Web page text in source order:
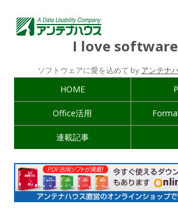
I love
ソフトウェアに愛を込めて by アンテナ
HOME
Office活用
連載記事